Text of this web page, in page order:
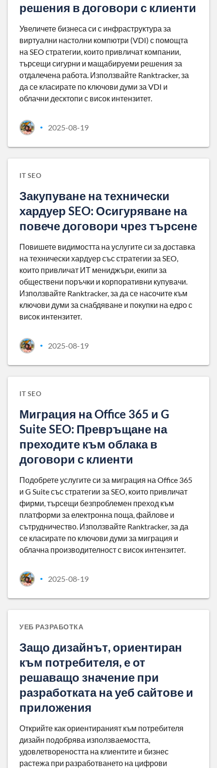
решения в договори с клиенти
Увеличете бизнеса си с инфраструктура за
виртуални настолни компютри (VDI) с помощта
на SEO стратегии, които привличат компании,
търсещи сигурни и мащабируеми решения за
отдалечена работа. Използвайте Ranktracker, за
да се класирате по ключови думи за VDI и
облачни десктопи с висок интензитет.
• 2025-08-19
IT SEO
Закупуване на технически
хардуер SEO: Осигуряване на
повече договори чрез търсене
Повишете видимостта на услугите си за доставка
на технически хардуер със стратегии за SEO,
които привличат ИТ мениджъри, екипи за
обществени поръчки и корпоративни купувачи.
Използвайте Ranktracker, за да се насочите към
ключови думи за снабдяване и покупки на едро с
висок интензитет.
• 2025-08-19
IT SEO
Миграция на Office 365 и G
Suite SEO: Превръщане на
преходите към облака в
договори с клиенти
Подобрете услугите си за миграция на Office 365
и G Suite със стратегии за SEO, които привличат
фирми, търсещи безпроблемен преход към
платформи за електронна поща, файлове и
сътрудничество. Използвайте Ranktracker, за да
се класирате по ключови думи за миграция и
облачна производителност с висок интензитет.
• 2025-08-19
УЕБ РАЗРАБОТКА
Защо дизайнът, ориентиран
към потребителя, е от
решаващо значение при
разработката на уеб сайтове и
приложения
Открийте как ориентираният към потребителя
дизайн подобрява използваемостта,
удовлетвореността на клиентите и бизнес
растежа при разработването на цифрови